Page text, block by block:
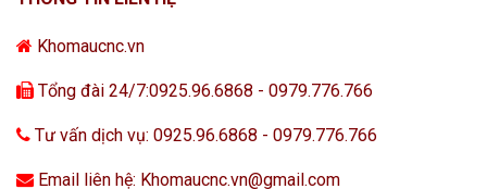
Khomaucnc.vn
Tổng đài 24/7:0925.96.6868 - 0979.776.766
Tư vấn dịch vụ: 0925.96.6868 - 0979.776.766
Email liên hệ: Khomaucnc.vn@gmail.com